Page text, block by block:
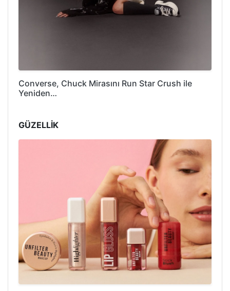
Converse, Chuck Mirasını Run Star Crush ile
Yeniden…
GÜZELLİK